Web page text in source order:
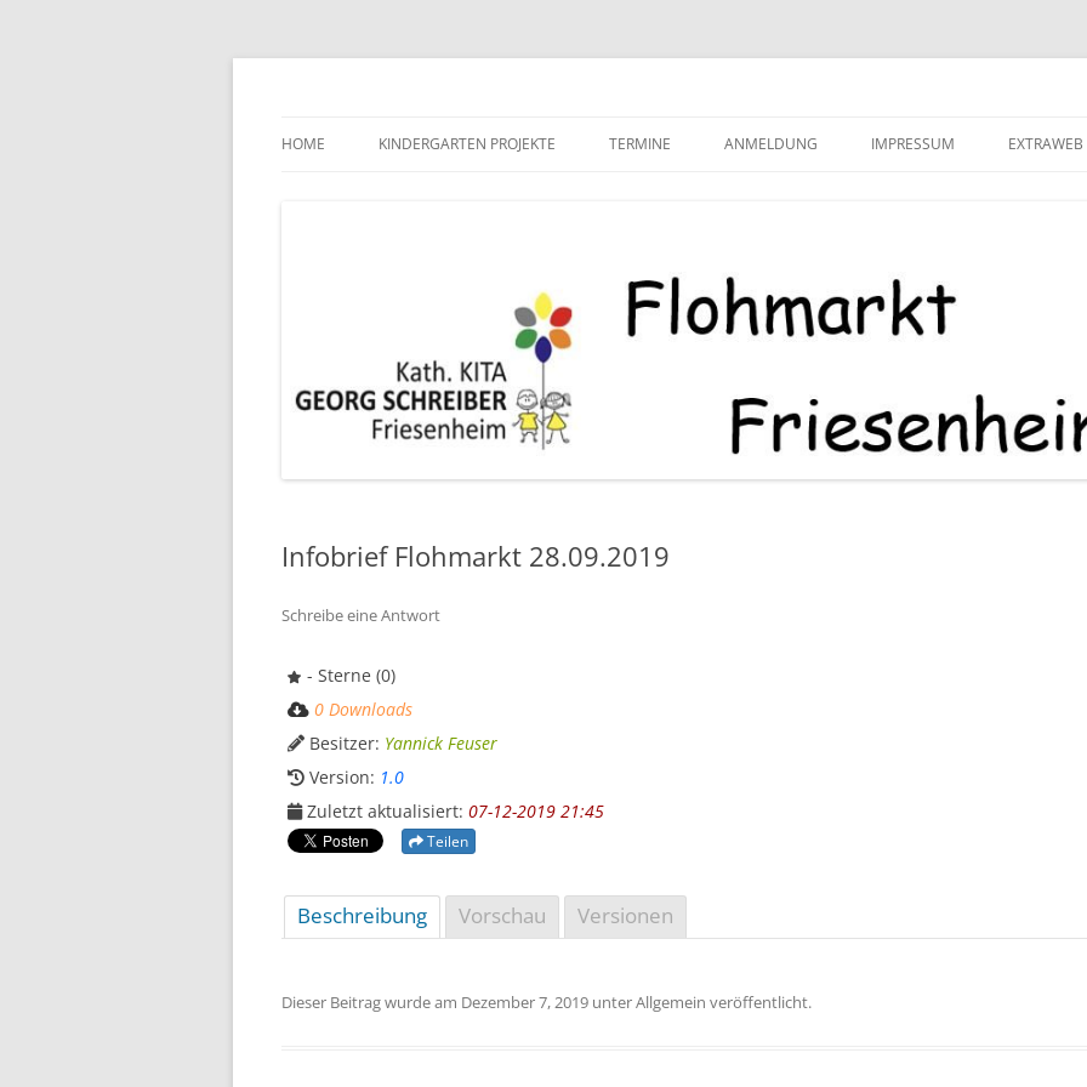
Zum
HOME KINDERGARTEN PROJEKTE TERMINE ANMELDUNG IMPRESSUM EXTRAWEB
Infobrief Flohmarkt 28.09.2019
Schreibe eine Antwort
- Sterne (0)
0 Downloads
Besitzer: Yannick Feuser
Version: 1.0
Zuletzt aktualisiert: 07-12-2019 21:45
Teilen
Beschreibung Vorschau Versionen
Dieser Beitrag wurde am Dezember 7, 2019 unter Allgemein veröffentlicht.